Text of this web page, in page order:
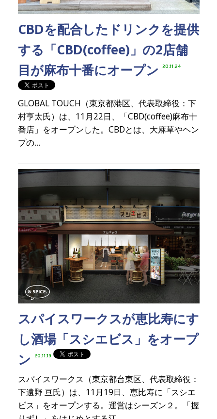
CBDを配合したドリンクを提供
する「CBD(coffee)」の2店舗
目が麻布十番にオープン
20.11.24
GLOBAL TOUCH（東京都港区、代表取締役：下
村亨太氏）は、11月22日、「CBD(coffee)麻布十
番店」をオープンした。CBDとは、大麻草やヘン
プの...
スパイスワークスが恵比寿にす
し酒場「スシエビス」をオープ
ン
20.11.19
スパイスワークス（東京都台東区、代表取締役：
下遠野 亘氏）は、11月19日、恵比寿に「スシエ
ビス」をオープンする。運営はシーズン２。「握